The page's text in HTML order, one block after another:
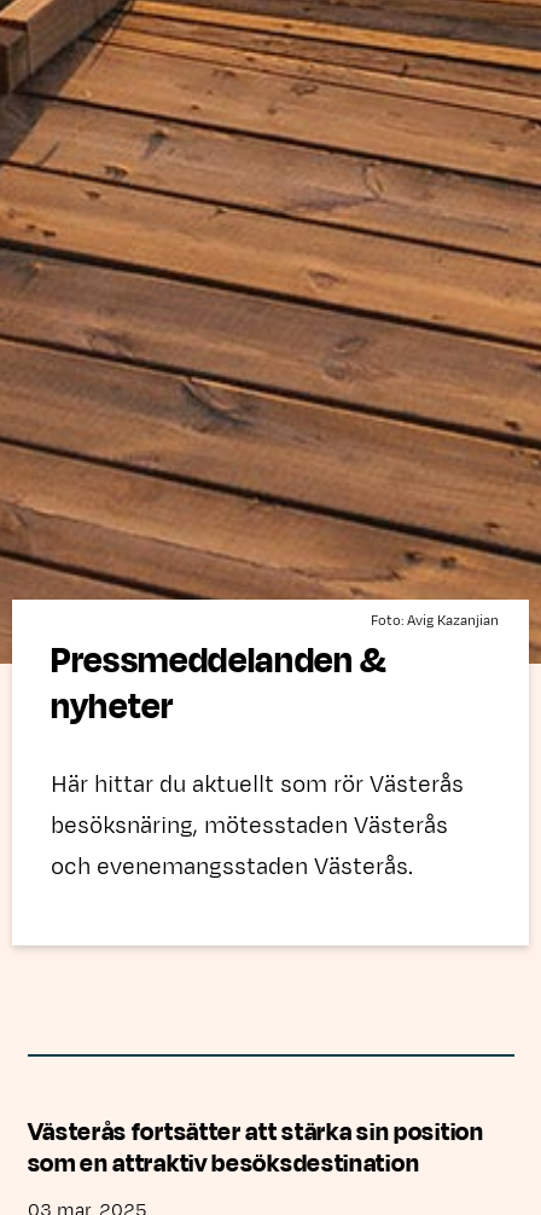
Foto: Avig Kazanjian
Pressmeddelanden &
nyheter
Här hittar du aktuellt som rör Västerås
besöksnäring, mötesstaden Västerås
och evenemangsstaden Västerås.
Västerås fortsätter att stärka sin position
som en attraktiv besöksdestination